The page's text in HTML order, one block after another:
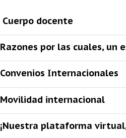
Cuerpo docente
Razones por las cuales, un
Convenios Internacionales
Movilidad internacional
¡Nuestra plataforma